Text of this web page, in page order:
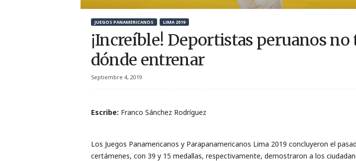
r
v
JUEGOS PANAMERICANOS LIMA 2019
¡Increíble! Deportistas peruanos
dónde entrenar
Septiembre 4, 2019
Escribe: Franco Sánchez Rodríguez
Los Juegos Panamericanos y Parapanamericanos Lima 2019 concluyeron el
certámenes, con 39 y 15 medallas, respectivamente, demostraron a los